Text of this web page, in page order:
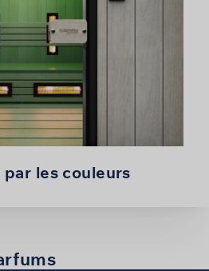
les couleurs